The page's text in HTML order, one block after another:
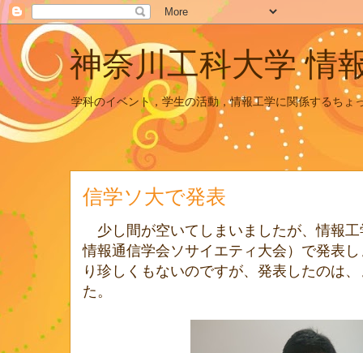
神奈川工科大学 情
学科のイベント，学生の活動，情報工学に関係するちょ
信学ソ大で発表
少し間が空いてしまいましたが、情報
情報通信学会ソサイエティ大会）で発表
り珍しくもないのですが、発表したのは
た。